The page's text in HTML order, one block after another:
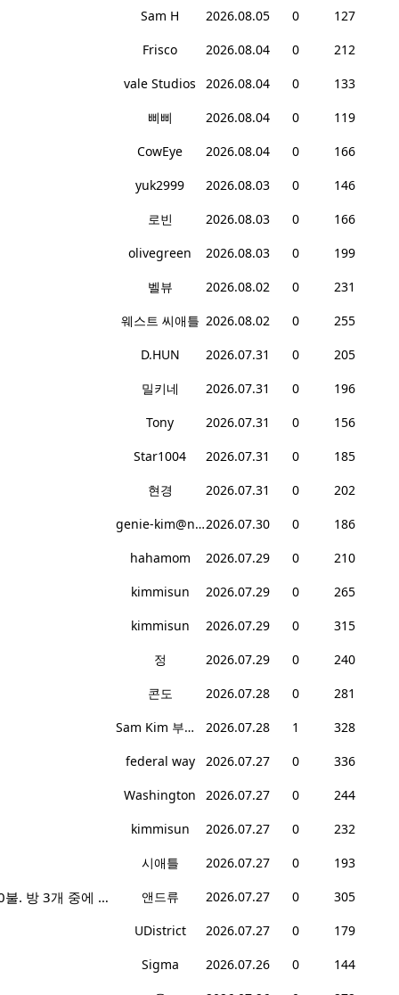
Sam H
2026.08.05 0
127
Frisco
2026.08.04 0
212
vale Studios
2026.08.04 0
133
삐삐
2026.08.04 0
119
CowEye
2026.08.04 0
166
yuk2999
2026.08.03 0
146
로빈
2026.08.03 0
166
olivegreen
2026.08.03 0
199
벨뷰
2026.08.02 0
231
웨스트 씨애틀 2026.08.02 0
255
D.HUN
2026.07.31 0
205
밀키네
2026.07.31 0
196
Tony
2026.07.31 0
156
Star1004
2026.07.31 0
185
현경
2026.07.31 0
202
genie-kim@naver.com2026.07.30 0
186
hahamom
2026.07.29 0
210
kimmisun
2026.07.29 0
265
kimmisun
2026.07.29 0
315
정
2026.07.29 0
240
콘도
2026.07.28 0
281
Sam Kim 부동산
2026.07.28 1
328
federal way
2026.07.27 0
336
Washington
2026.07.27 0
244
kimmisun
2026.07.27 0
232
시애틀
2026.07.27 0 193
에드먼즈 부한식품 뒤 집 2층 전체 렌트2400불, 혹은 방렌트 800불*2개, 마스터베드 950불. 방 3개 중에 골라 쓰세요! 앤드류 2026.07.27 0
305
UDistrict
2026.07.27 0
179
Sigma
2026.07.26 0
144